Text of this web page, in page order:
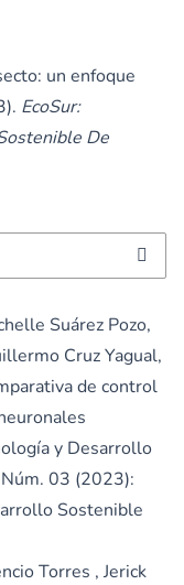
un enfoque
EcoSur:
De
Suárez Pozo,
Cruz Yagual,
de control
y Desarrollo
03 (2023):
Sostenible
Torres , Jerick